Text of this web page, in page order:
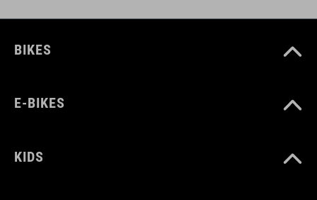
BIKES
E-BIKES
KIDS